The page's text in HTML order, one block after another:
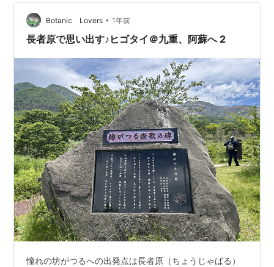
ス、いやパス午前９時開館の長者原ビジターセンターに
て情報収集～♪ヒメユリの花はもう散ったとのこと、いつ
ものレストハウスやまなみへ向かう朝7時過ぎから歩き回
Botanic Lovers • 1年前
長者原で思い出す♪ヒゴタイ＠九重、阿蘇へ 2
憧れの坊がつるへの出発点は長者原（ちょうじゃばる）